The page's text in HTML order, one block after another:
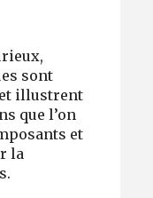
sont
illustrent
que l’on
et
la